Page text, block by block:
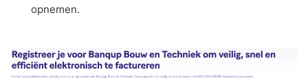
opnemen.